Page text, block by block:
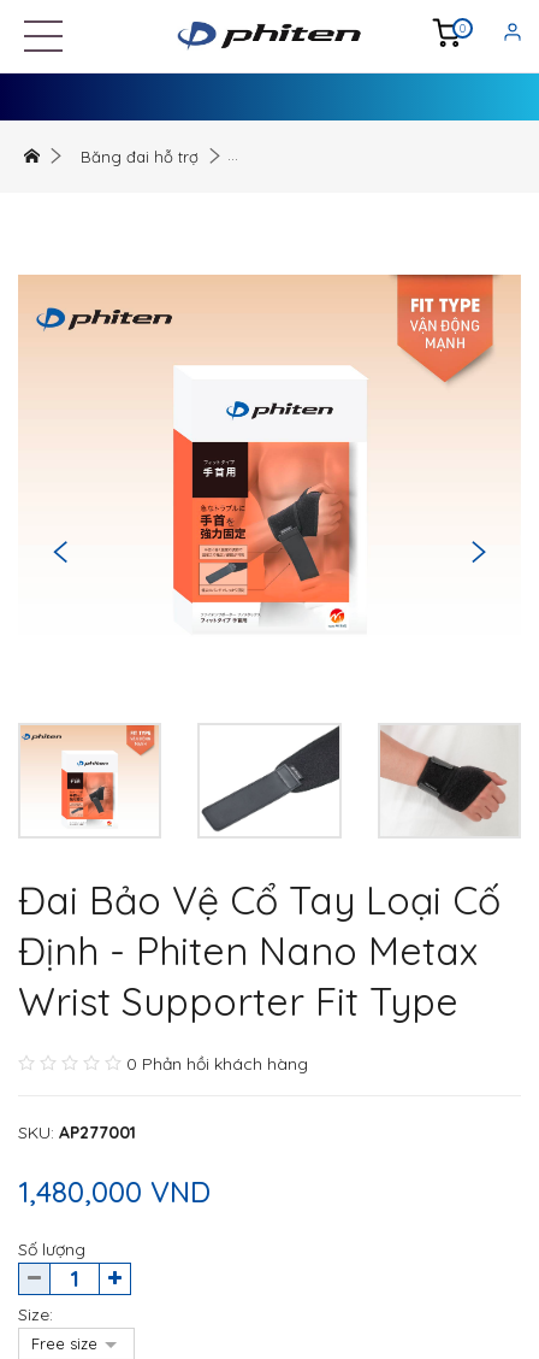
0
Băng đai hỗ trợ
Đai Bảo Vệ Cổ Tay Loại Cố
Định - Phiten Nano Metax
Wrist Supporter Fit Type
0 Phản hồi khách hàng
SKU: AP277001
1,480,000 VND
Số lượng
Size: